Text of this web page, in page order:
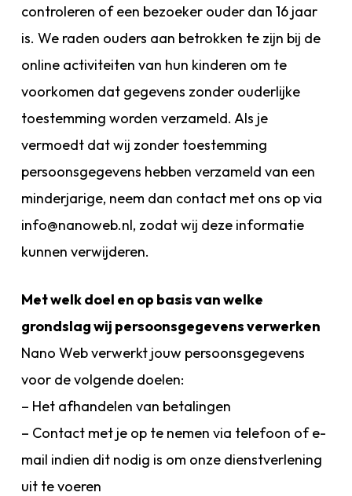
controleren of een bezoeker ouder dan 16 jaar
is. We raden ouders aan betrokken te zijn bij de
online activiteiten van hun kinderen om te
voorkomen dat gegevens zonder ouderlijke
toestemming worden verzameld. Als je
vermoedt dat wij zonder toestemming
persoonsgegevens hebben verzameld van een
minderjarige, neem dan contact met ons op via
info@nanoweb.nl, zodat wij deze informatie
kunnen verwijderen.
Met welk doel en op basis van welke
grondslag wij persoonsgegevens verwerken
Nano Web verwerkt jouw persoonsgegevens
voor de volgende doelen:
– Het afhandelen van betalingen
– Contact met je op te nemen via telefoon of e-
mail indien dit nodig is om onze dienstverlening
uit te voeren